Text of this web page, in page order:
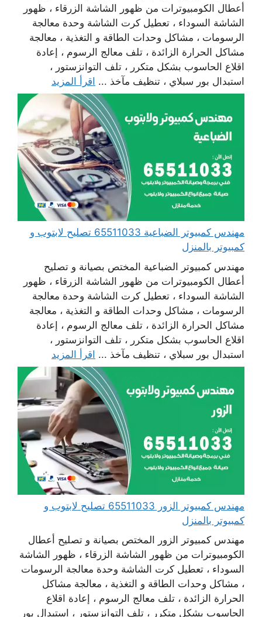
أعطال الكومبيوترات من ظهور الشاشة الزرقاء ، ظهور
الشاشة السوداء ، تعطيل كرت الشاشة وحدة معالجة
الرسومات ، مشاكل وحدات الطاقة و التغذية ، معالجة
مشاكل الحرارة الزائدة ، تلف معالج الرسوم ، إعادة
اقلاع الحاسوب بشكل متكرر ، تلف التوانزستور ،
استبدال بور سبلاي ، تنظيف مآخذ ... اقرأ المزيد
مهندس كمبيوتر الضباعية 65511033 تصليح لابتوب و
كمبيوتر بالمنزل
مهندس كمبيوتر الضباعية المختص بصيانة و تصليح
أعطال الكومبيوترات من ظهور الشاشة الزرقاء ، ظهور
الشاشة السوداء ، تعطيل كرت الشاشة وحدة معالجة
الرسومات ، مشاكل وحدات الطاقة و التغذية ، معالجة
مشاكل الحرارة الزائدة ، تلف معالج الرسوم ، إعادة
اقلاع الحاسوب بشكل متكرر ، تلف التوانزستور ،
استبدال بور سبلاي ، تنظيف مآخذ ... اقرأ المزيد
مهندس كمبيوتر الزور 65511033 تصليح لابتوب و
كمبيوتر بالمنزل
مهندس كمبيوتر الزور المختص بصيانة و تصليح أعطال
الكومبيوترات من ظهور الشاشة الزرقاء ، ظهور الشاشة
السوداء ، تعطيل كرت الشاشة وحدة معالجة الرسومات
، مشاكل وحدات الطاقة و التغذية ، معالجة مشاكل
الحرارة الزائدة ، تلف معالج الرسوم ، إعادة اقلاع
الحاسوب بشكل متكرر ، تلف التوانزستور ، استبدال بور